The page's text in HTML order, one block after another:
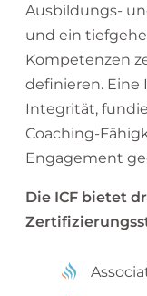
Ausbildungs-
und ein
Kompetenzen
definieren. Eine
Integrität,
Coaching-
Engagement
Die ICF bietet